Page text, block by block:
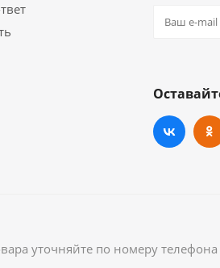
уточняйте по номеру